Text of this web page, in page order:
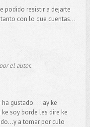
podido resistir a dejarte
con lo que cuentas...
el autor.
gustado.....ay ke
soy borde les dire ke
a tomar por culo